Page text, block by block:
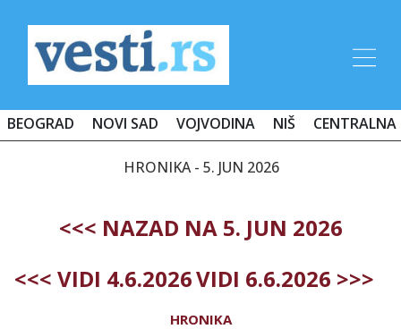
BEOGRAD NOVI SAD VOJVODINA NIŠ CENTRALNA
HRONIKA - 5. JUN 2026
<<< NAZAD NA 5. JUN 2026
<<< VIDI 4.6.2026VIDI 6.6.2026 >>>
HRONIKA